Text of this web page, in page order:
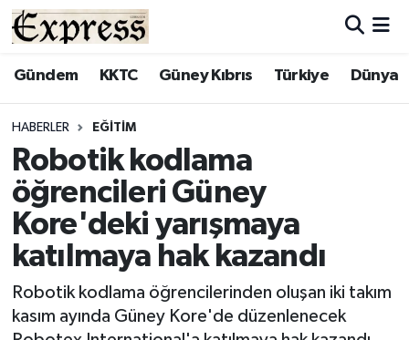
Gündem KKTC Güney Kıbrıs Türkiye Dünya
HABERLER EĞITIM
Robotik kodlama
öğrencileri Güney
Kore'deki yarışmaya
katılmaya hak kazandı
Robotik kodlama öğrencilerinden oluşan iki takım
kasım ayında Güney Kore'de düzenlenecek
ALAYKÖY
BİLİM
ÇATALKÖY
DÜNYA
EĞİTİM
Hava Durumu
Süper Lig Puan Durumu ve Fikstür
Tüm Manşetler
Son Dakika Haberleri
Haber Arşivi